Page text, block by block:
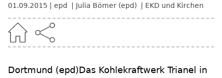
01.09.2015 epd Julia Bömer (epd) EKD und Kirchen
Dortmund (epd)Das Kohlekraftwerk Trianel in